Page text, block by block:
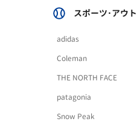
スポーツ･アウ
adidas
Coleman
THE NORTH FACE
patagonia
Snow Peak